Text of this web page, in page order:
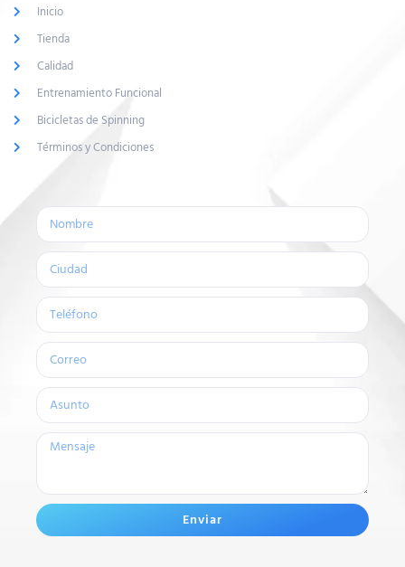
Inicio
Tienda
Calidad
Entrenamiento Funcional
Bicicletas de Spinning
Términos y Condiciones
Enviar